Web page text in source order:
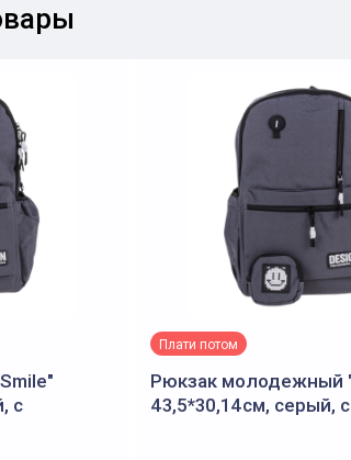
с
Плати потом
Рюкзак молодежный
43,5*30,14см, серый,